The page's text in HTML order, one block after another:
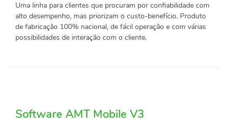
Uma linha para clientes que procuram por confiabilidade com
alto desempenho, mas priorizam o custo-benefício. Produto
de fabricação 100% nacional, de fácil operação e com várias
possibilidades de interação com o cliente.
Software AMT Mobile V3